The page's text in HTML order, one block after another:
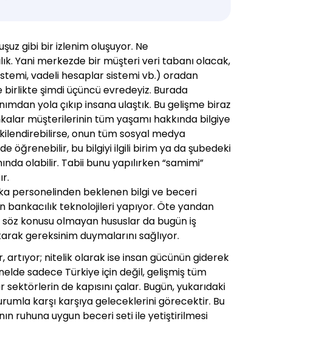
gibi bir izlenim oluşuyor. Ne
Yani merkezde bir müşteri veri tabanı olacak,
vadeli hesaplar sistemi vb.) oradan
birlikte şimdi üçüncü evredeyiz. Burada
yola çıkıp insana ulaştık. Bu gelişme biraz
müşterilerinin tüm yaşamı hakkında bilgiye
onun tüm sosyal medya
öğrenebilir, bu bilgiyi ilgili birim ya da şubedeki
olabilir. Tabii bunu yapılırken “samimi”
personelinden beklenen bilgi ve beceri
teknolojileri yapıyor. Öte yandan
konusu olmayan hususlar da bugün iş
gereksinim duymalarını sağlıyor.
artıyor; nitelik olarak ise insan gücünün giderek
sadece Türkiye için değil, gelişmiş tüm
de kapısını çalar. Bugün, yukarıdaki
karşı karşıya geleceklerini görecektir. Bu
ruhuna uygun beceri seti ile yetiştirilmesi